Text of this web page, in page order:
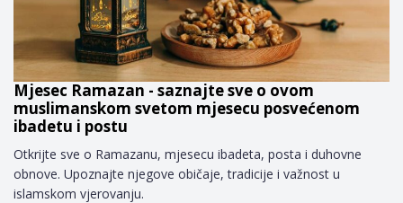
Mjesec Ramazan - saznajte sve o ovom
muslimanskom svetom mjesecu posvećenom
ibadetu i postu
Otkrijte sve o Ramazanu, mjesecu ibadeta, posta i duhovne
obnove. Upoznajte njegove običaje, tradicije i važnost u
islamskom vjerovanju.